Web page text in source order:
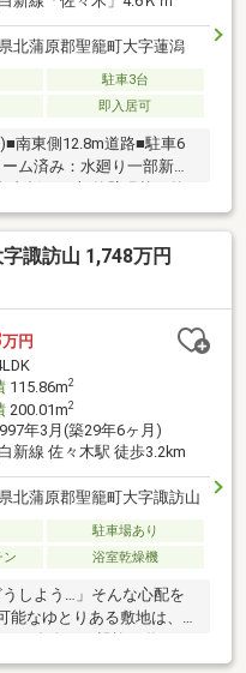
北蒲原郡聖籠町大字蓮潟
駐車3台
即入居可
南東側12.8m道路■駐車6
ム済み：水廻り一部新品
粧台)、一部外壁張替、外
諏訪山 1,748万円
万円
115.86m2
200.01m2
年3月(築29年6ヶ月)
新線 佐々木駅 徒歩3.2km
北蒲原郡聖籠町大字諏訪山
駐車場あり
ン 浴室乾燥機
しよう…」そんな心配を
能なゆとりある敷地は、ご
用住宅のため、ご購入後